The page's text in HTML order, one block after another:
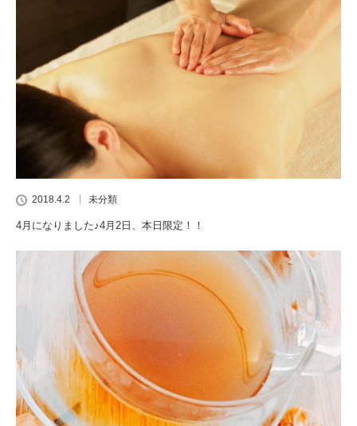
2018.4.2 未分類
4月になりました♪4月2日、本日限定！！